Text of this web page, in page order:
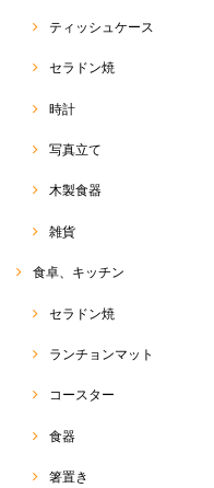
ティッシュケース
セラドン焼
時計
写真立て
木製食器
雑貨
食卓、キッチン
セラドン焼
ランチョンマット
コースター
食器
箸置き